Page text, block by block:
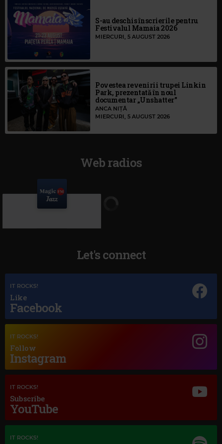
S-au deschis înscrierile pentru
Festivalul Mamaia 2026
MIERCURI, 5 AUGUST 2026
Povestea revenirii trupei Linkin
Park, prezentată în noul
documentar „Unshatter”
ANCA NIȚĂ
MIERCURI, 5 AUGUST 2026
Web radios
Magic Jazz
PEGGY LEE–ALONE TOGETHER
Let's connect
IT ROCKS!
Like
Facebook
IT ROCKS!
Follow
Instagram
IT ROCKS!
Subscribe
YouTube
IT ROCKS!